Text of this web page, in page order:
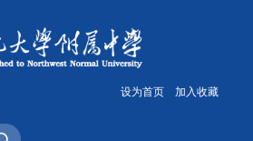
设为首页 加入收藏